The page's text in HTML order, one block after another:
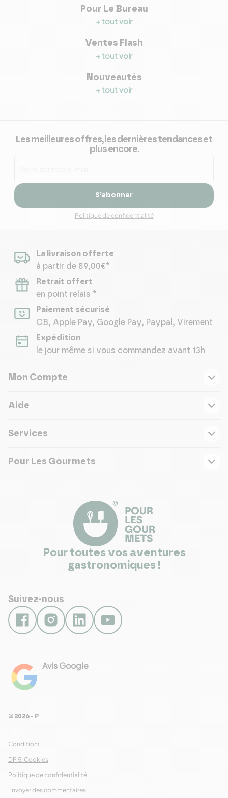
Pour Le Bureau
+ tout voir
Ventes Flash
+ tout voir
Nouveautés
+ tout voir
Les meilleures offres, les dernières tendances et
plus encore.
S’abonner
Politique de confidentialité
La livraison offerte
à partir de 89,00€*
Retrait offert
en point relais *
Paiement sécurisé
CB, Apple Pay, Google Pay, Paypal, Virement
Expédition
le jour même si vous commandez avant 13h
Mon Compte
Aide
Services
Pour Les Gourmets
Pour toutes vos aventures
gastronomiques !
Suivez-nous
Avis Google
Conditions Générales de Ventes
DP.5. Cookies
Politique de confidentialité
Envoyer des commentaires
© 2026 - Pour Les Gourmets